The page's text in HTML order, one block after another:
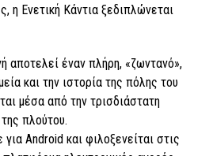
η Ενετική Κάντια ξεδιπλώνεται
αποτελεί έναν πλήρη, «ζωντανό»,
και την ιστορία της πόλης του
μέσα από την τρισδιάστατη
πλούτου.
Android και φιλοξενείται στις